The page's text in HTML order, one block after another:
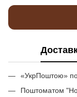
«УкрПоштою» по
Поштоматом